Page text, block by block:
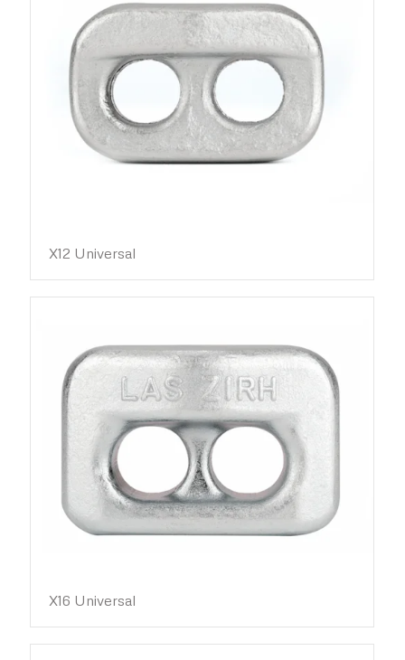
X12 Universal
X16 Universal